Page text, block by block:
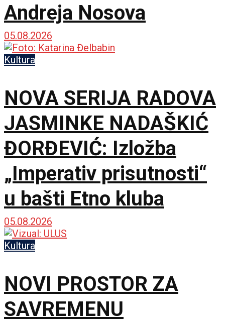
Andreja Nosova
05.08.2026
Kultura
NOVA SERIJA RADOVA
JASMINKE NADAŠKIĆ
ĐORĐEVIĆ: Izložba
„Imperativ prisutnosti“
u bašti Etno kluba
05.08.2026
Kultura
NOVI PROSTOR ZA
SAVREMENU